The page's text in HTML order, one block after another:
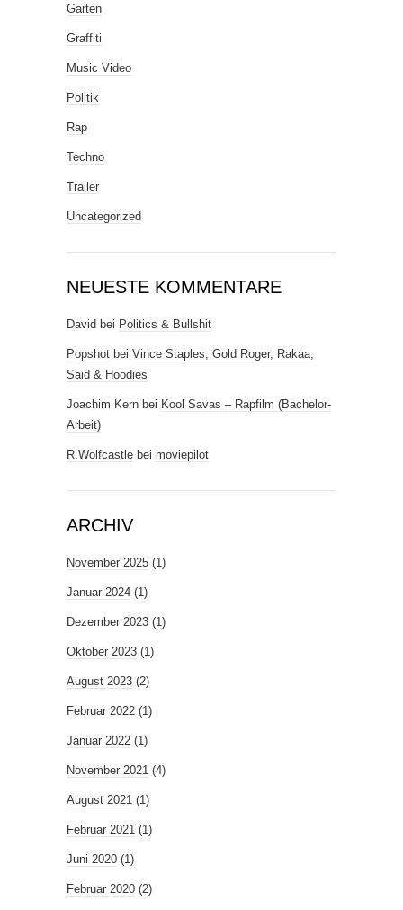
Garten
Graffiti
Music Video
Politik
Rap
Techno
Trailer
Uncategorized
NEUESTE KOMMENTARE
David bei Politics & Bullshit
Popshot bei Vince Staples, Gold Roger, Rakaa,
Said & Hoodies
Joachim Kern bei Kool Savas – Rapfilm (Bachelor-
Arbeit)
R.Wolfcastle bei moviepilot
ARCHIV
November 2025 (1)
Januar 2024 (1)
Dezember 2023 (1)
Oktober 2023 (1)
August 2023 (2)
Februar 2022 (1)
Januar 2022 (1)
November 2021 (4)
August 2021 (1)
Februar 2021 (1)
Juni 2020 (1)
Februar 2020 (2)